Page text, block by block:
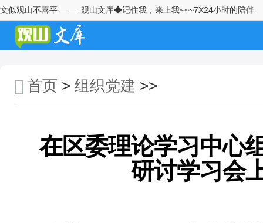
文似观山不喜平 — — 观山文库◆记住我，来上我~~~7X24小时的陪伴
首页 > 组织党建 >>
在区委理论学习中心
研讨学习会
街道2026年上半年党建工作总结
社区个人入党志愿书范文
党建文选》学习会议上的研讨发
在全镇基层农村党建重点工作推